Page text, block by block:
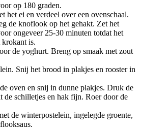
op 180 graden.
het ei en verdeel over een ovenschaal.
de knoflook op het gehakt. Zet het
ongeveer 25-30 minuten totdat het
krokant is.
de yoghurt. Breng op smaak met zout
Snij het brood in plakjes en rooster in
oven en snij in dunne plakjes. Druk de
de schilletjes en hak fijn. Roer door de
de winterpostelein, ingelegde groente,